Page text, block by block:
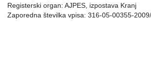
Registerski organ: AJPES, izpostava Kranj
Zaporedna številka vpisa: 316-05-00355-